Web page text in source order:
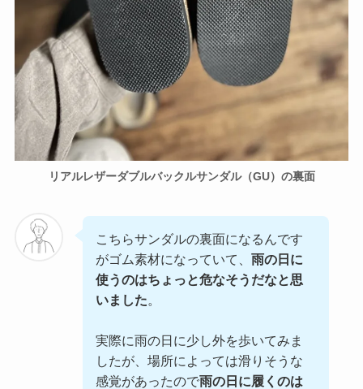
リアルレザーダブルバックルサンダル（GU）の裏面
こちらサンダルの裏面になるんです
がゴム素材になっていて、雨の日に
使うのはちょっと危なそうだなと思
いました。
実際に雨の日に少し外を歩いてみま
したが、場所によっては滑りそうな
感覚があったので雨の日に履くのは